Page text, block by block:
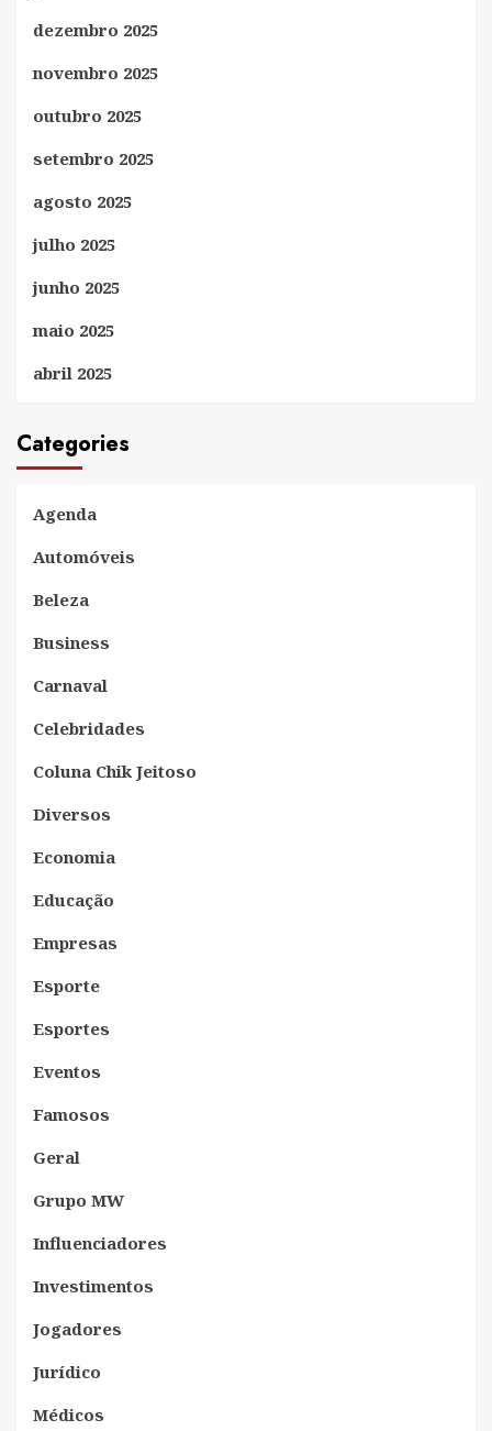
dezembro 2025
novembro 2025
outubro 2025
setembro 2025
agosto 2025
julho 2025
junho 2025
maio 2025
abril 2025
Categories
Agenda
Automóveis
Beleza
Business
Carnaval
Celebridades
Coluna Chik Jeitoso
Diversos
Economia
Educação
Empresas
Esporte
Esportes
Eventos
Famosos
Geral
Grupo MW
Influenciadores
Investimentos
Jogadores
Jurídico
Médicos